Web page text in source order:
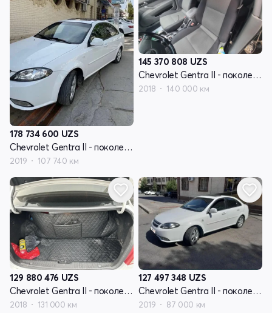
178 734 600 UZS
Chevrolet Gentra II - поколение
2019 107 740 км
145 370 808 UZS
Chevrolet Gentra II - поколение
2018 140 000 км
129 880 476 UZS
Chevrolet Gentra II - поколение
2018 131 000 км
127 497 348 UZS
Chevrolet Gentra II - поколение
2019 87 000 км